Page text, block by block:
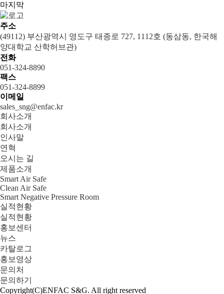
마지막
주소
(49112) 부산광역시 영도구 태종로 727, 1112호 (동삼동, 한국해
양대학교 산학허브관)
전화
051-324-8890
팩스
051-324-8899
이메일
sales_sng@enfac.kr
회사소개
회사소개
인사말
연혁
오시는 길
제품소개
Smart Air Safe
Clean Air Safe
Smart Negative Pressure Room
실적현황
실적현황
홍보센터
뉴스
카탈로그
홍보영상
문의처
문의하기
Copyright(C)ENFAC S&G. All right reserved